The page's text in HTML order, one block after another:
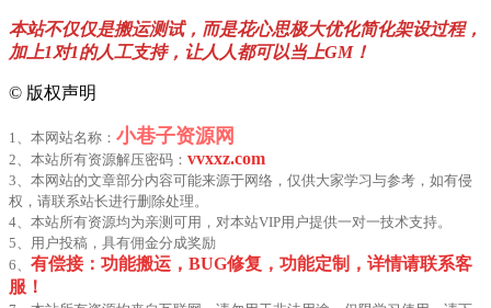
本站不仅仅是搬运测试，而是花心思极大优化简化架设过程，
加上1对1的人工支持，让人人都可以当上GM！
© 版权声明
1、本网站名称： 小巷子资源网
2、本站所有资源解压密码： vvxxz.com
3、本网站的文章部分内容可能来源于网络，仅供大家学习与参考，如有侵
权，请联系站长进行删除处理。
4、本站所有资源均为亲测可用，对本站VIP用户提供一对一技术支持。
5、用户投稿，具有佣金分成奖励
6、 有偿接：功能搬运，BUG修复，功能定制，详情请联系客
服！